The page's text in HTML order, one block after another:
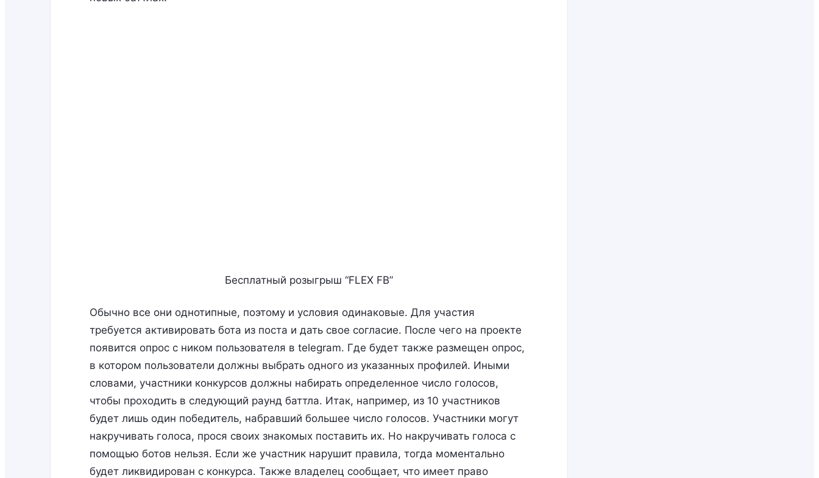
Бесплатный розыгрыш “FLEX FB”
Обычно все они однотипные, поэтому и условия одинаковые. Для участия
требуется активировать бота из поста и дать свое согласие. После чего на проекте
появится опрос с ником пользователя в telegram. Где будет также размещен опрос,
в котором пользователи должны выбрать одного из указанных профилей. Иными
словами, участники конкурсов должны набирать определенное число голосов,
чтобы проходить в следующий раунд баттла. Итак, например, из 10 участников
будет лишь один победитель, набравший большее число голосов. Участники могут
накручивать голоса, прося своих знакомых поставить их. Но накручивать голоса с
помощью ботов нельзя. Если же участник нарушит правила, тогда моментально
будет ликвидирован с конкурса. Также владелец сообщает, что имеет право